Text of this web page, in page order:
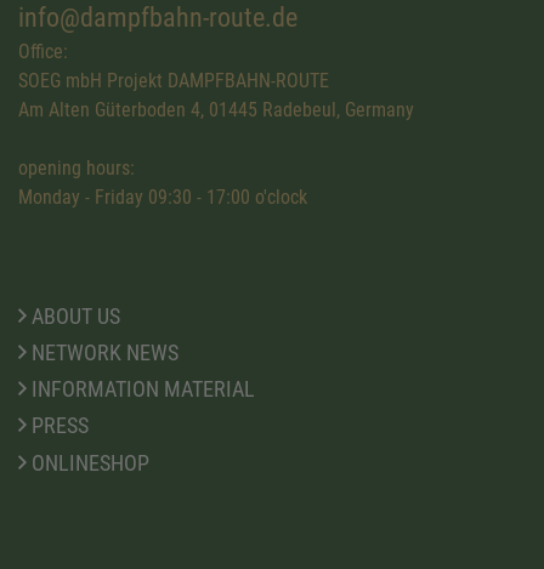
info@dampfbahn-route.de
Office:
SOEG mbH Projekt DAMPFBAHN-ROUTE
Am Alten Güterboden 4, 01445 Radebeul, Germany
opening hours:
Monday - Friday 09:30 - 17:00 o'clock
ABOUT US
NETWORK NEWS
INFORMATION MATERIAL
PRESS
ONLINESHOP